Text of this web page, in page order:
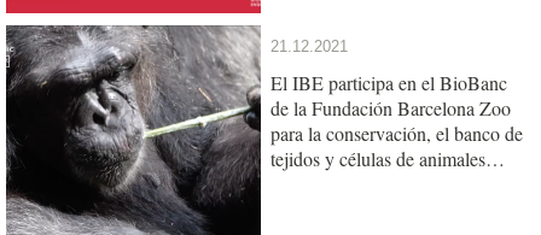
21.12.2021
El IBE participa en el BioBanc
de la Fundación Barcelona Zoo
para la conservación, el banco de
tejidos y células de animales